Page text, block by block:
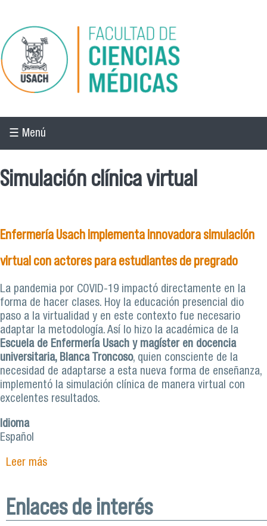
Pasar al contenido principal
☰ Menú
Simulación clínica virtual
Enfermería Usach implementa innovadora simulación
virtual con actores para estudiantes de pregrado
La pandemia por COVID-19 impactó directamente en la
forma de hacer clases. Hoy la educación presencial dio
paso a la virtualidad y en este contexto fue necesario
adaptar la metodología. Así lo hizo la académica de la
Escuela de Enfermería Usach y magíster en docencia
universitaria, Blanca Troncoso, quien consciente de la
necesidad de adaptarse a esta nueva forma de enseñanza,
implementó la simulación clínica de manera virtual con
excelentes resultados.
Idioma
Español
Leer mássobre Enfermería Usach implementa innovadora
Enlaces de interés